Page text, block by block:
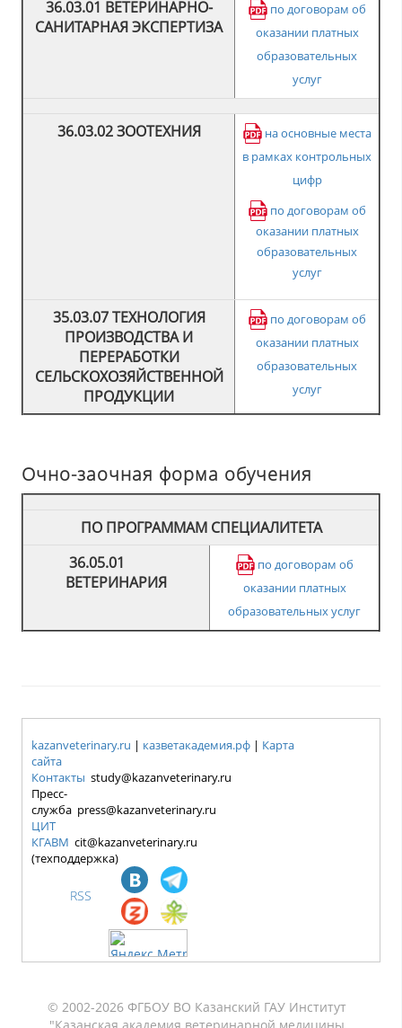
36.03.01 ВЕТЕРИНАРНО-
САНИТАРНАЯ ЭКСПЕРТИЗА
по договорам об
оказании платных
образовательных
услуг
36.03.02 ЗООТЕХНИЯ
на основные места
в рамках контрольных
цифр
по договорам об
оказании платных
образовательных
услуг
35.03.07 ТЕХНОЛОГИЯ
ПРОИЗВОДСТВА И
ПЕРЕРАБОТКИ
СЕЛЬСКОХОЗЯЙСТВЕННОЙ
ПРОДУКЦИИ
по договорам об
оказании платных
образовательных
услуг
Очно-заочная форма обучения
ПО ПРОГРАММАМ СПЕЦИАЛИТЕТА
36.05.01
ВЕТЕРИНАРИЯ
по договорам об
оказании платных
образовательных услуг
kazanveterinary.ru | казветакадемия.рф | Карта
сайта
Контакты study@kazanveterinary.ru
Пресс-
служба press@kazanveterinary.ru
ЦИТ
КГАВМ cit@kazanveterinary.ru
(техподдержка)
RSS
© 2002-2026 ФГБОУ ВО Казанский ГАУ Институт